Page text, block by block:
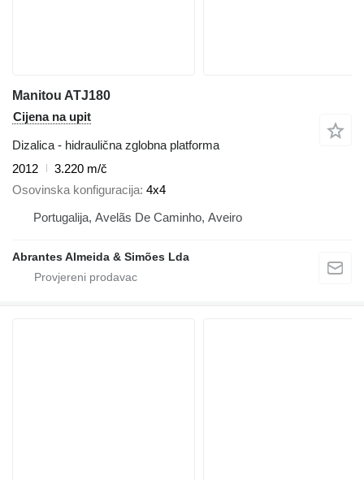
Manitou ATJ180
Cijena na upit
Dizalica - hidraulična zglobna platforma
2012
3.220 m/č
Osovinska konfiguracija 4x4
Portugalija, Avelãs De Caminho, Aveiro
Abrantes Almeida & Simões Lda